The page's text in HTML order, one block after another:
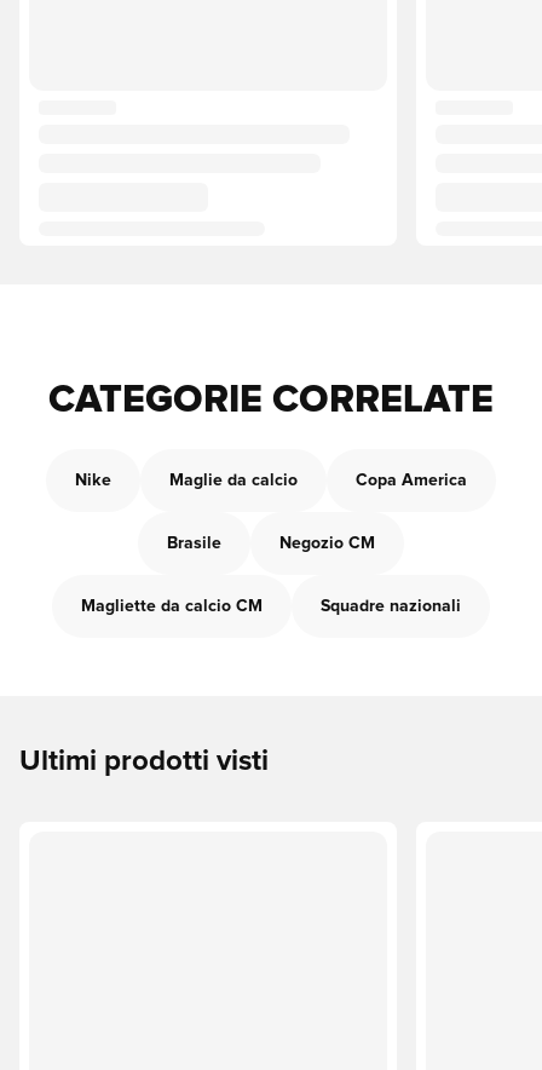
CATEGORIE CORRELATE
Nike Maglie da calcio Copa America
Brasile Negozio CM
Magliette da calcio CM Squadre nazionali
Ultimi prodotti visti